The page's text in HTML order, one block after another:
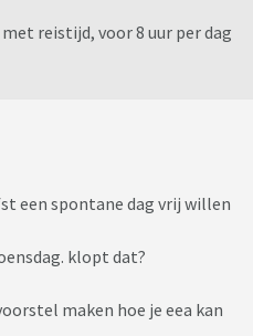
reistijd, voor 8 uur per dag
een spontane dag vrij willen
klopt dat?
maken hoe je eea kan